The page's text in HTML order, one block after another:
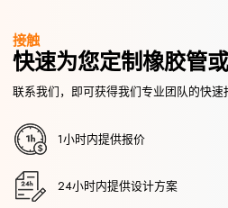
接触
快速为您定制橡胶管
联系我们，即可获得我们专业团队的快速
1小时内提供报价
24小时内提供设计方案